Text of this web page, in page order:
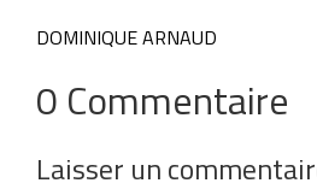
DOMINIQUE ARNAUD
0 Commentaire
Laisser un